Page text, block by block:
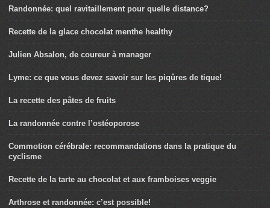
Randonnée: quel ravitaillement pour quelle distance?
Recette de la glace chocolat menthe healthy
Julien Absalon, de coureur à manager
Lyme: ce que vous devez savoir sur les piqûres de tique!
La recette des pâtes de fruits
La randonnée contre l’ostéoporose
Commotion cérébrale: recommandations dans la pratique du
cyclisme
Recette de la tarte au chocolat et aux framboises veggie
Arthrose et randonnée: c’est possible!